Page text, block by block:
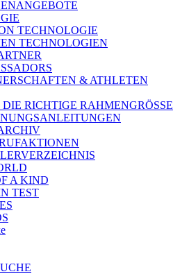
TECHNOLOGIE
TECHNOLOGIEN
& ATHLETEN
RICHTIGE RAHMENGRÖSSE
A KIND
TEST